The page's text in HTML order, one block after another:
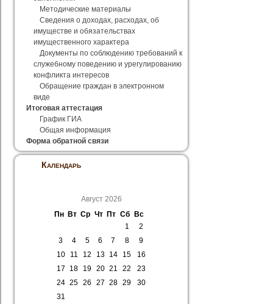
Методические материалы
Сведения о доходах, расходах, об
имуществе и обязательствах
имущественного характера
Документы по соблюдению требований к
служебному поведению и урегулированию
конфликта интересов
Обращение граждан в электронном
виде
Итоговая аттестация
График ГИА
Общая информация
Форма обратной связи
Календарь
Август 2026
Пн
Вт Ср Чт Пт Сб
Вс
1
2
3
4 5 6 7 8
9
10
11 12 13 14 15
16
17
18 19 20 21 22
23
24 25 26 27 28 29
30
31